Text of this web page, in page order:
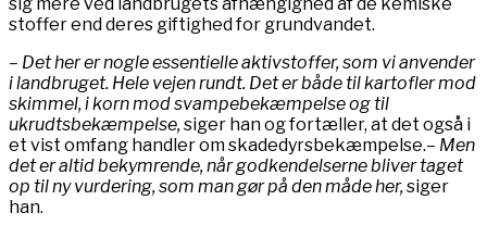
stoffer end deres giftighed for grundvandet.
– Det her er nogle essentielle aktivstoffer, som vi anvender
i landbruget. Hele vejen rundt. Det er både til kartofler mod
skimmel, i korn mod svampebekæmpelse og til
ukrudtsbekæmpelse,siger han og fortæller, at det også i
et vist omfang handler om skadedyrsbekæmpelse.– Men
det er altid bekymrende, når godkendelserne bliver taget
op til ny vurdering, som man gør på den måde her,siger
han.